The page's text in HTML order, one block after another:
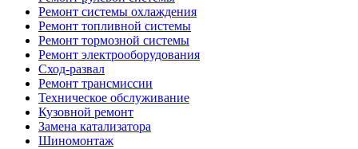
Ремонт системы охлаждения
Ремонт топливной системы
Ремонт тормозной системы
Ремонт электрооборудования
Сход-развал
Ремонт трансмиссии
Техническое обслуживание
Кузовной ремонт
Замена катализатора
Шиномонтаж